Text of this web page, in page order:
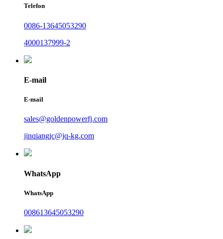
Telefon
0086-13645053290
4000137999-2
E-mail
E-mail
sales@goldenpowerfj.com
jinqiangjc@jq-kg.com
WhatsApp
WhatsApp
008613645053290